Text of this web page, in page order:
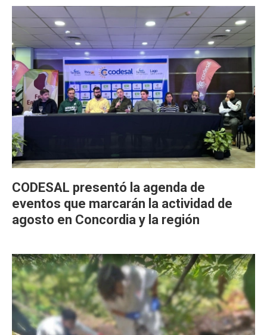
CODESAL presentó la agenda de
eventos que marcarán la actividad de
agosto en Concordia y la región